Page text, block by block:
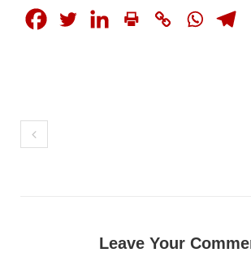
Leave Your